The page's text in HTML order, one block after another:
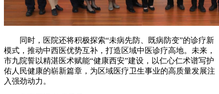
同时，医院还将积极探索“未病先防、既病防变”的诊疗新
模式，推动中西医优势互补，打造区域中医诊疗高地。未来，
市九院誓以精湛医术赋能“健康西安”建设，以仁心仁术谱写护
佑人民健康的崭新篇章，为区域医疗卫生事业的高质量发展注
入强劲动力。